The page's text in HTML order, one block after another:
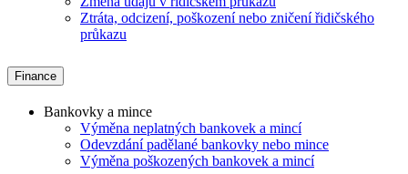
Ztráta, odcizení, poškození nebo zničení řidičského
průkazu
Finance
Bankovky a mince
Výměna neplatných bankovek a mincí
Odevzdání padělané bankovky nebo mince
Výměna poškozených bankovek a mincí